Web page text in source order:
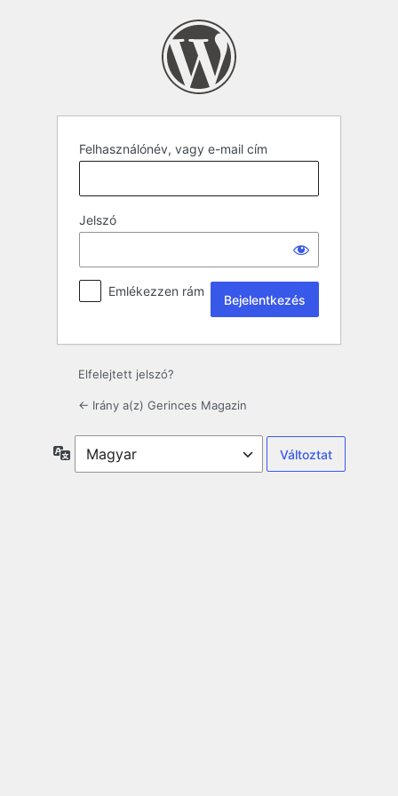
Felhasználónév, vagy e-mail cím
Jelszó
Emlékezzen rám
Elfelejtett jelszó?
← Irány a(z) Gerinces Magazin
Nyelv